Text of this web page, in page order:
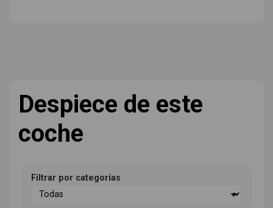
Despiece de este
coche
Filtrar por categorías